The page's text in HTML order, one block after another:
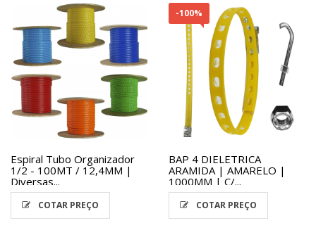
Espiral Tubo Organizador
1/2 - 100MT / 12,4MM |
Diversas...
COTAR PREÇO
-100%
BAP 4 DIELETRICA
ARAMIDA | AMARELO |
1000MM | C/...
COTAR PREÇO